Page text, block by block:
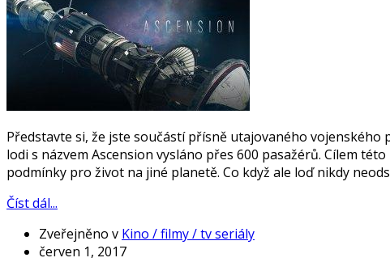
Představte si, že jste součástí přísně utajovaného
lodi s názvem Ascension vysláno přes 600 pasažérů. Cílem
podmínky pro život na jiné planetě. Co když ale loď nikdy
Číst dál...
Zveřejněno v Kino / filmy / tv seriály
červen 1, 2017